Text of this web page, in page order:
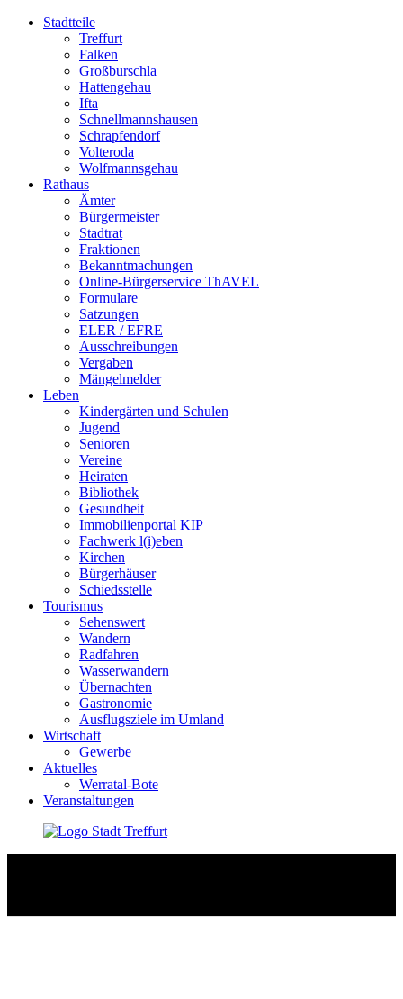
Stadtteile
Treffurt
Falken
Großburschla
Hattengehau
Ifta
Schnellmannshausen
Schrapfendorf
Volteroda
Wolfmannsgehau
Rathaus
Ämter
Bürgermeister
Stadtrat
Fraktionen
Bekanntmachungen
Online-Bürgerservice ThAVEL
Formulare
Satzungen
ELER / EFRE
Ausschreibungen
Vergaben
Mängelmelder
Leben
Kindergärten und Schulen
Jugend
Senioren
Vereine
Heiraten
Bibliothek
Gesundheit
Immobilienportal KIP
Fachwerk l(i)eben
Kirchen
Bürgerhäuser
Schiedsstelle
Tourismus
Sehenswert
Wandern
Radfahren
Wasserwandern
Übernachten
Gastronomie
Ausflugsziele im Umland
Wirtschaft
Gewerbe
Aktuelles
Werratal-Bote
Veranstaltungen